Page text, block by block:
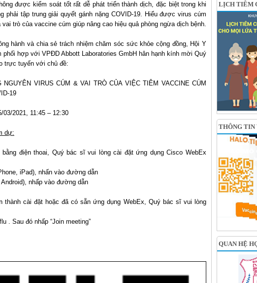
được kiểm soát tốt rất dễ phát triển thành dịch, đặc biệt trong khi
phải tập trung giải quyết gánh nặng COVID-19. Hiểu được virus cúm
trò của vaccine cúm giúp nâng cao hiệu quả phòng ngừa dịch bệnh.
hành và chia sẻ trách nhiệm chăm sóc sức khỏe cộng đồng, Hội Y
phối hợp với VPĐD Abbott Laboratories GmbH hân hạnh kính mời Quý
trực tuyến với chủ đề:
VIRUS CÚM & VAI TRÒ CỦA VIỆC TIÊM VACCINE CÚM
19
2021, 11:45 – 12:30
dự:
điện thoai, Quý bác sĩ vui lòng cài đặt ứng dụng Cisco WebEx
iPad), nhấn vào đường dẫn
nhấp vào đường dẫn
thành cài đặt hoặc đã có sẵn ứng dụng WebEx, Quý bác sĩ vui lòng
. Sau đó nhấp “Join meeting”
LỊCH TIÊM
THÔNG TIN
QUAN HỆ